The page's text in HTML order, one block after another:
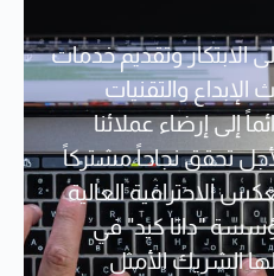
الابتكار وتقديم خدمات
والتقنيات
إلى إرضاء عملائنا
تحقق نجاحاً مشتركاً
الاحترافية العالية
مؤسسة "داتا كيد" في
الشريك الأمثل